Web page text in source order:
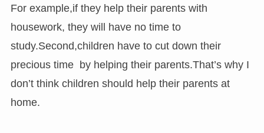
For example,if they help their parents with
housework, they will have no time to
study.Second,children have to cut down their
precious time by helping their parents.That’s why I
don’t think children should help their parents at
home.